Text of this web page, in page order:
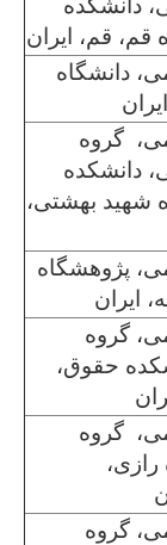
دانشکده
قم، قم، ایران
دانشگاه
گروه
دانشکده
شهید بهشتی،
پژوهشگاه
ایران
گروه
حقوق،
گروه
گروه